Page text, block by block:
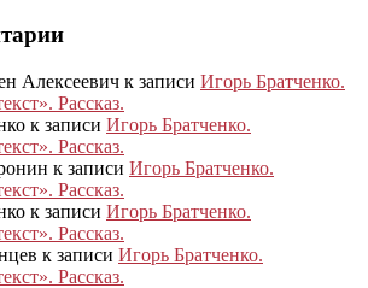
Алексеевич к записи Игорь Братченко.
Рассказ.
к записи Игорь Братченко.
Рассказ.
к записи Игорь Братченко.
Рассказ.
к записи Игорь Братченко.
Рассказ.
к записи Игорь Братченко.
Рассказ.